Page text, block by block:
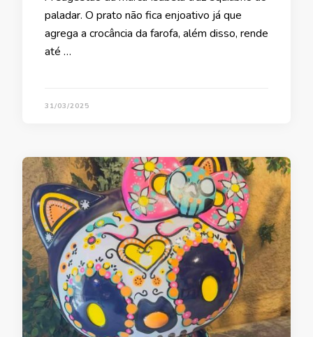
paladar. O prato não fica enjoativo já que
agrega a crocância da farofa, além disso, rende
até …
31/03/2025